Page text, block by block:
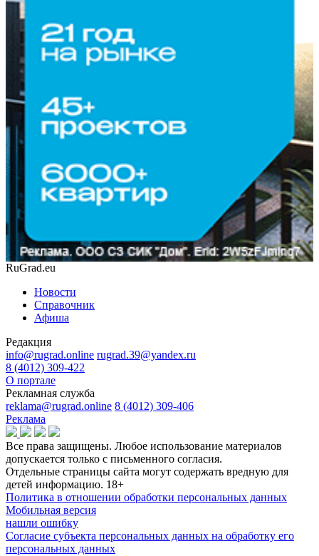
RuGrad.eu
Новости
Справочник
Афиша
Редакция
info@rugrad.online rugrad.39@yandex.ru
8 (4012) 309-422
О портале
Рекламная служба
reklama@rugrad.online 8 (4012) 309-406
Реклама
Все права защищены. Любое использование материалов
допускается только с письменного согласия.
Отдельные страницы сайта могут содержать вредную для
детей информацию. 18+
Политика в отношении обработки персональных данных
Мобильная версия
нашли ошибку
Согласие субъекта персональных данных на обработку его
персональных данных